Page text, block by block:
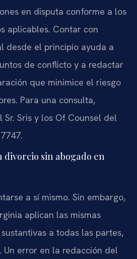
en disputa conforme a los
aplicables. Contar con
desde el principio ayuda a
de conflicto y a redactar
que minimice el riesgo
Para una consulta,
Sr. Sris y los Of Counsel del
divorcio sin abogado en
a sí mismo. Sin embargo,
aplican las mismas
a todas las partes,
Un error en la redacción del